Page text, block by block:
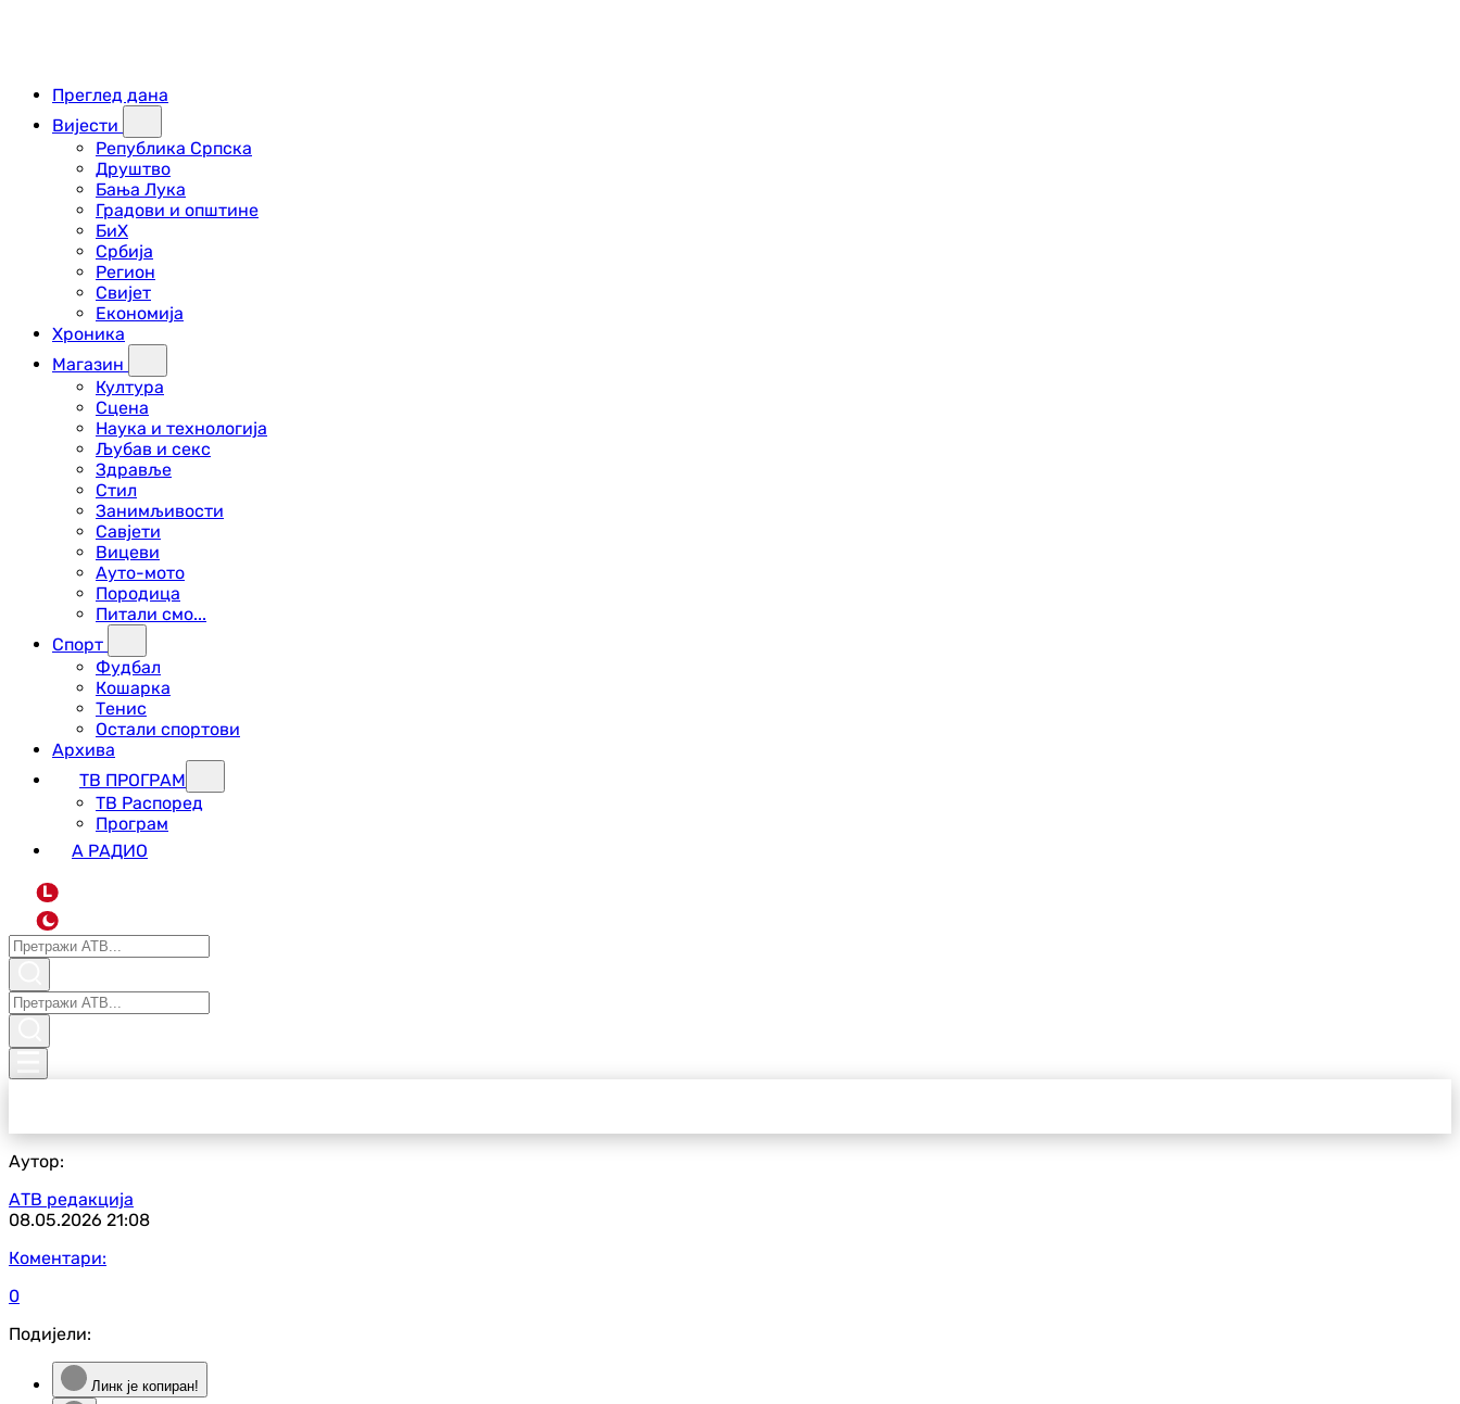
Преглед дана
Вијести
Република Српска
Друштво
Бања Лука
Градови и општине
БиХ
Србија
Регион
Свијет
Економија
Хроника
Магазин
Култура
Сцена
Наука и технологија
Љубав и секс
Здравље
Стил
Занимљивости
Савјети
Вицеви
Ауто-мото
Породица
Питали смо...
Спорт
Фудбал
Кошарка
Тенис
Остали спортови
Архива
ТВ ПРОГРАМ
ТВ Распоред
Програм
А РАДИО
L
Аутор:
АТВ редакција
08.05.2026 21:08
Коментари:
0
Подијели:
Линк је копиран!